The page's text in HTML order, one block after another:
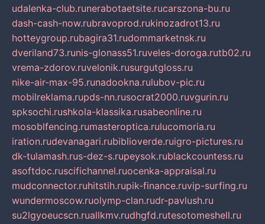
udalenka-club.runerabotaetsite.rucarszona-bu.ru
dash-cash-now.rubravoprod.rukinozadrot13.ru
hotteygroup.rubagira31.rudommarketnsk.ru
dveriland73.runis-glonass51.ruveles-doroga.rutb02.ru
vrema-zdorov.ruvelonik.rusurgutgloss.ru
nike-air-max-95.runadookna.rulubov-pic.ru
mobilreklama.rupds-nn.rusocrat2000.ruvgurin.ru
spksochi.rushkola-klassika.rusabeonline.ru
mosoblfencing.rumasteroptica.rulucomoria.ru
iration.rudevanagari.rubiblioverde.ruigro-pictures.ru
dk-tulamash.rus-dez-s.rupeysok.rublackcountess.ru
asoftdoc.ruscifichannel.ruocenka-appraisal.ru
mudconnector.ruhitstih.rupik-finance.ruvip-surfing.ru
wundermoscow.ruolymp-clan.rudr-pavlush.ru
su2lgyoeucscn.ruallkmv.rudhgfd.rutesotomeshell.ru